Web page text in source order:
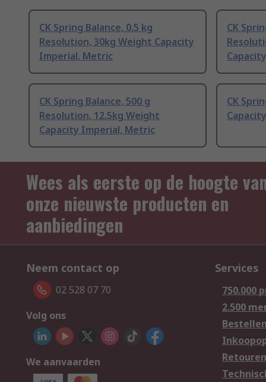
CK Spring Balance, 0.5 kg
Resolution, 30kg Weight Capacity
Imperial, Metric
CK
CK Spring Balance, 500 g
Resolution, 12.5kg Weight
Capacity Imperial, Metric
CK
Wees als eerste op de hoogte
onze nieuwste producten en
aanbiedingen
Neem contact op
02 528 07 70
Volg ons
We aanvaarden
Services
750.000
2.500
Bestellen
Retouren